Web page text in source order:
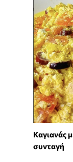
Καγιανάς
συνταγή